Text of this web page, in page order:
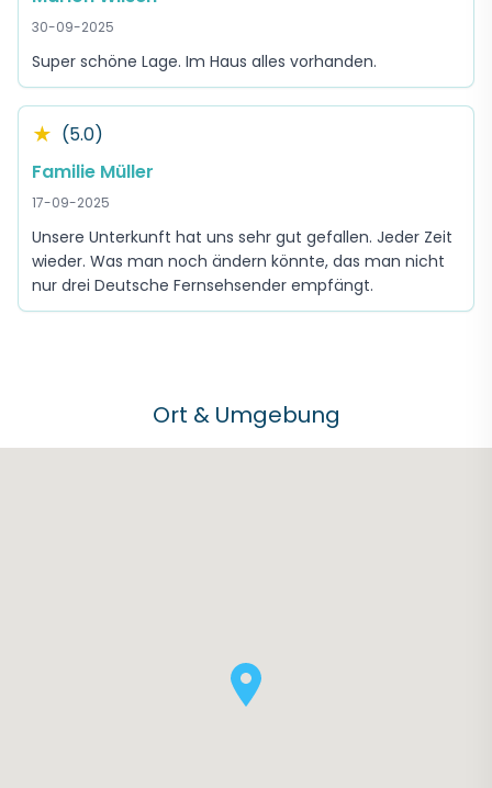
30-09-2025
Super schöne Lage. Im Haus alles vorhanden.
★ (5.0)
Familie Müller
17-09-2025
Unsere Unterkunft hat uns sehr gut gefallen. Jeder Zeit
wieder. Was man noch ändern könnte, das man nicht
nur drei Deutsche Fernsehsender empfängt.
Ort & Umgebung